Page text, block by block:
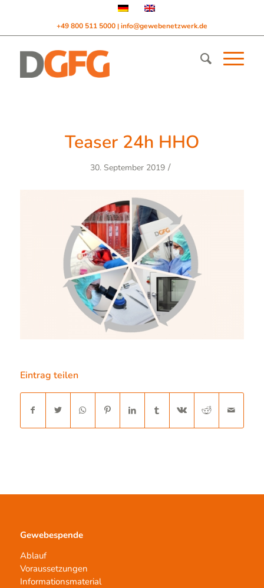
+49 800 511 5000 | info@gewebenetzwerk.de
Teaser 24h HHO
30. September 2019 /
Eintrag teilen
Gewebespende
Ablauf
Voraussetzungen
Informationsmaterial